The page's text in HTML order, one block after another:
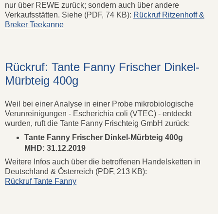
nur über REWE zurück; sondern auch über andere
Verkaufsstätten. Siehe (PDF, 74 KB): Rückruf Ritzenhoff &
Breker Teekanne
Rückruf: Tante Fanny Frischer Dinkel-
Mürbteig 400g
Weil bei einer Analyse in einer Probe mikrobiologische
Verunreinigungen - Escherichia coli (VTEC) - entdeckt
wurden, ruft die Tante Fanny Frischteig GmbH zurück:
Tante Fanny Frischer Dinkel-Mürbteig 400g
MHD: 31.12.2019
Weitere Infos auch über die betroffenen Handelsketten in
Deutschland & Österreich (PDF, 213 KB):
Rückruf Tante Fanny